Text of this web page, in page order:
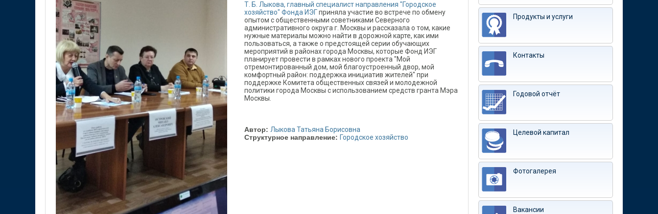
Т. Б. Лыкова, главный специалист направления "Городское
хозяйство" Фонда ИЭГприняла участие во встрече по обмену
опытом с общественными советниками Северного
административного округа г. Москвы и рассказала о том, какие
нужные материалы можно найти в дорожной карте, как ими
пользоваться, а также о предстоящей серии обучающих
мероприятий в районах города Москвы, которые Фонд ИЭГ
планирует провести в рамках нового проекта "Мой
отремонтированный дом, мой благоустроенный двор, мой
комфортный район: поддержка инициатив жителей" при
поддержке Комитета общественных связей и молодежной
политики города Москвы с использованием средств гранта Мэра
Москвы.
Автор: Лыкова Татьяна Борисовна
Структурное направление: Городское хозяйство
Продукты и услуги
Контакты
Годовой отчёт
Целевой капитал
Фотогалерея
Вакансии